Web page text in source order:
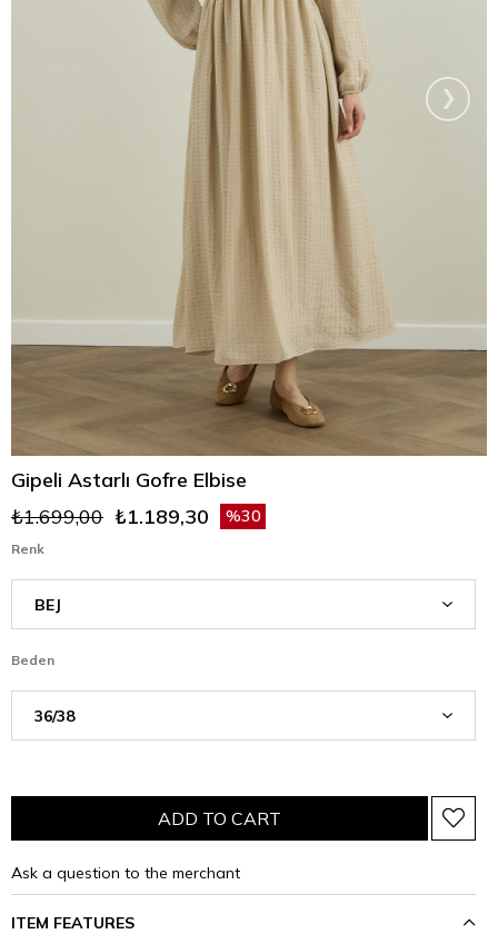
›
Gipeli Astarlı Gofre Elbise
₺1.699,00 ₺1.189,30 30
Renk
Beden
Ask a question to the merchant
ITEM FEATURES